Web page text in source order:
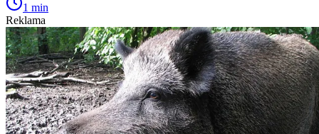
1 min
Reklama